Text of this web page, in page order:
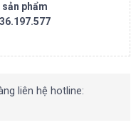
phẩm
liên hệ hotline: